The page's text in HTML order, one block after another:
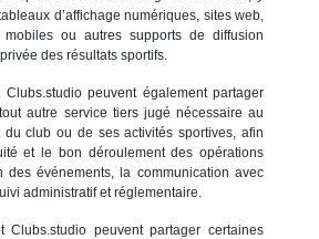
d’affichage numériques, sites web,
mobiles ou autres supports de diffusion
des résultats sportifs.
peuvent également partager
autre service tiers jugé nécessaire au
du club ou de ses activités sportives, afin
et le bon déroulement des opérations
des événements, la communication avec
administratif et réglementaire.
Clubs.studio peuvent partager certaines